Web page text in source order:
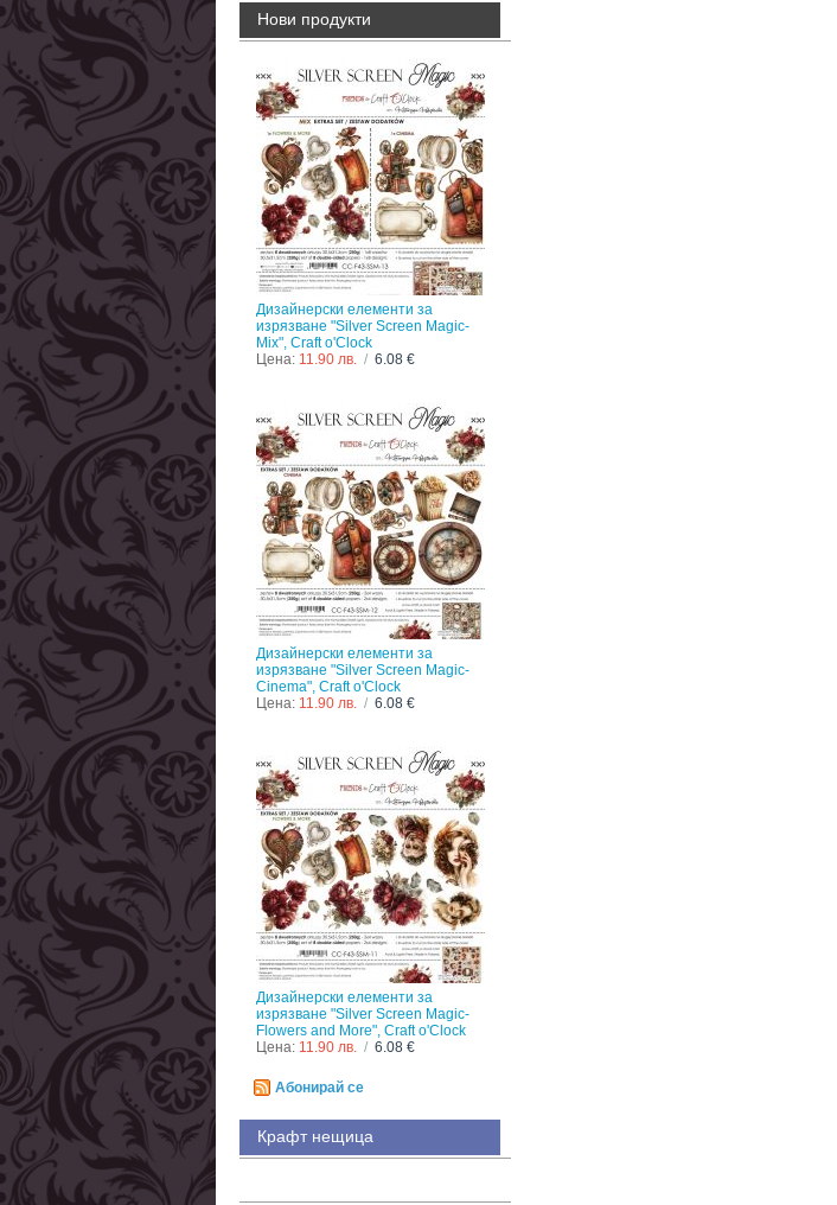
Нови продукти
Дизайнерски елементи за
изрязване "Silver Screen Magic-
Mix", Craft o'Clock
Цена: 11.90 лв. / 6.08 €
Дизайнерски елементи за
изрязване "Silver Screen Magic-
Cinema", Craft o'Clock
Цена: 11.90 лв. / 6.08 €
Дизайнерски елементи за
изрязване "Silver Screen Magic-
Flowers and More", Craft o'Clock
Цена: 11.90 лв. / 6.08 €
Абонирай се
Крафт нещица